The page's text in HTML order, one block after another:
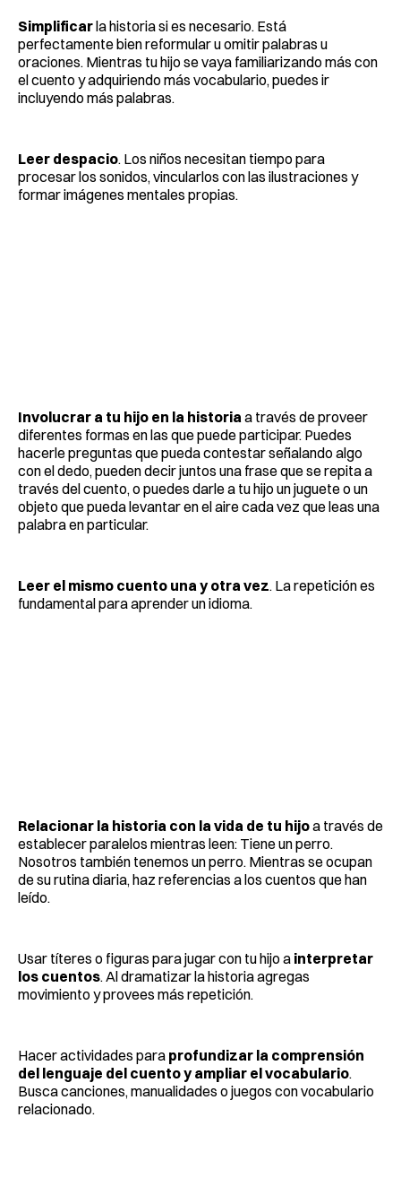
Simplificarla historia si es necesario. Está
perfectamente bien reformular u omitir palabras u
oraciones. Mientras tu hijo se vaya familiarizando más con
el cuento y adquiriendo más vocabulario, puedes ir
incluyendo más palabras.
Leer despacio. Los niños necesitan tiempo para
procesar los sonidos, vincularlos con las ilustraciones y
formar imágenes mentales propias.
Involucrar a tu hijo en la historia a través de proveer
diferentes formas en las que puede participar. Puedes
hacerle preguntas que pueda contestar señalando algo
con el dedo, pueden decir juntos una frase que se repita a
través del cuento, o puedes darle a tu hijo un juguete o un
objeto que pueda levantar en el aire cada vez que leas una
palabra en particular.
Leer el mismo cuento una y otra vez. La repetición es
fundamental para aprender un idioma.
Relacionar la historia con la vida de tu hijoa través de
establecer paralelos mientras leen: Tiene un perro.
Nosotros también tenemos un perro. Mientras se ocupan
de su rutina diaria, haz referencias a los cuentos que han
leído.
Usar títeres o figuras para jugar con tu hijo a interpretar
los cuentos. Al dramatizar la historia agregas
movimiento y provees más repetición.
Hacer actividades para profundizar la comprensión
del lenguaje del cuento y ampliar el vocabulario.
Busca canciones, manualidades o juegos con vocabulario
relacionado.